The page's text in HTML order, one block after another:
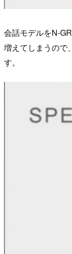
会話モデルをN-
増えてしまうので
す。